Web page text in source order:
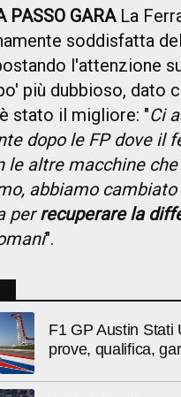
PASSO GARALa
soddisfatta
l'attenzione
più dubbioso, dato
stato il migliore: "Ci
dopo le FP dove il
le altre macchine
abbiamo
perrecuperare la
".
F1 GP Austin Stati
prove, qualifica,